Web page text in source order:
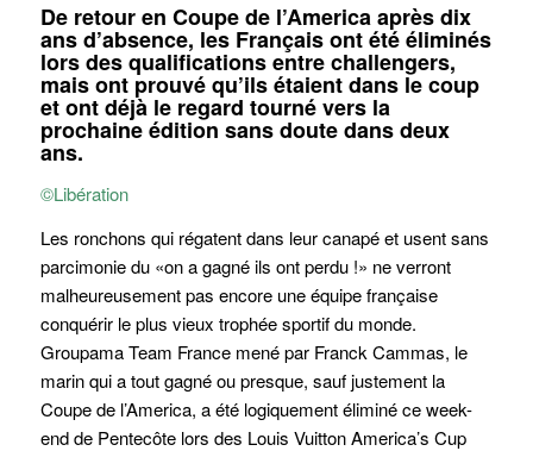
De retour en Coupe de l’America après dix
ans d’absence, les Français ont été éliminés
lors des qualifications entre challengers,
mais ont prouvé qu’ils étaient dans le coup
et ont déjà le regard tourné vers la
prochaine édition sans doute dans deux
ans.
©Libération
Les ronchons qui régatent dans leur canapé et usent sans
parcimonie du «on a gagné ils ont perdu !» ne verront
malheureusement pas encore une équipe française
conquérir le plus vieux trophée sportif du monde.
Groupama Team France mené par Franck Cammas, le
marin qui a tout gagné ou presque, sauf justement la
Coupe de l’America, a été logiquement éliminé ce week-
end de Pentecôte lors des Louis Vuitton America’s Cup